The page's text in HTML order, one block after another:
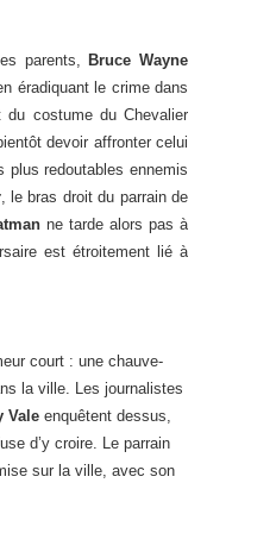
parents, Bruce Wayne
éradiquant le crime dans
costume du Chevalier
devoir affronter celui
plus redoutables ennemis
, le bras droit du parrain de
ne tarde alors pas à
est étroitement lié à
court : une chauve-
la ville. Les journalistes
Vale enquêtent dessus,
d’y croire. Le parrain
sur la ville, avec son